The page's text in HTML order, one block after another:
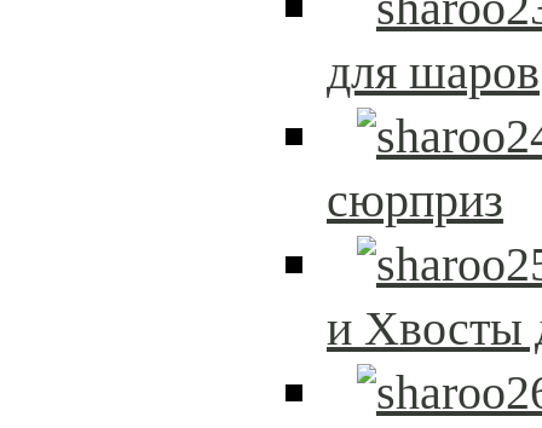
для шаров
сюрприз
и Хвосты